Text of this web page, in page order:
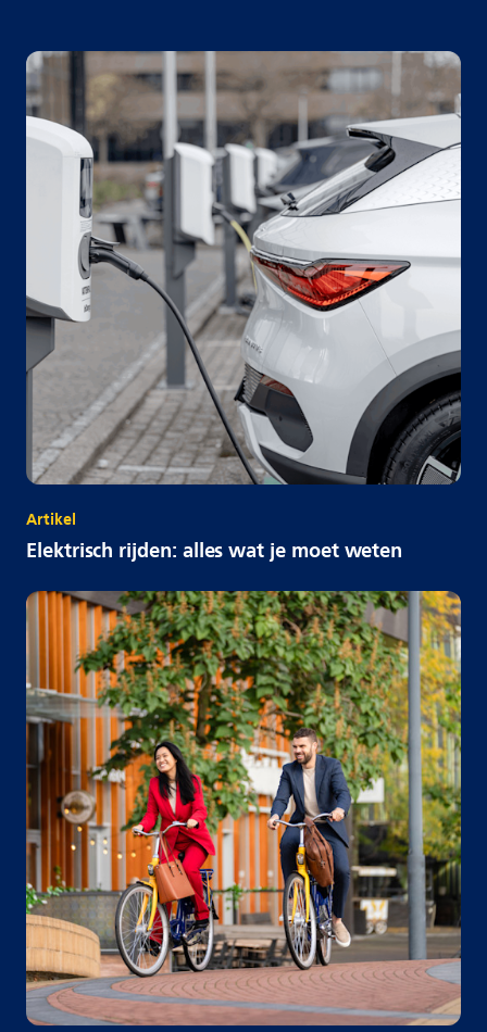
Artikel
Elektrisch rijden: alles wat je moet weten